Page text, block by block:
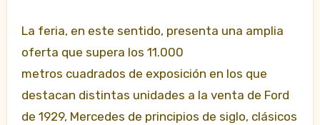
La feria, en este sentido, presenta una amplia
oferta que supera los 11.000
metros cuadrados de exposición en los que
destacan distintas unidades a la venta de Ford
de 1929, Mercedes de principios de siglo, clásicos